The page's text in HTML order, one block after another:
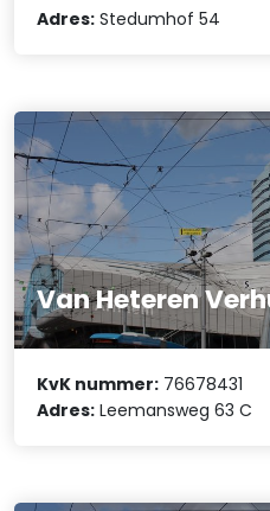
Adres: Stedumhof 54
Van Heteren
KvK nummer: 76678431
Adres: Leemansweg 63 C